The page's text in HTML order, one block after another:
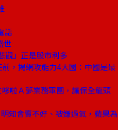
話
世
觀」正是股市利多
，揭網攻能力4大國：中國是最
啦Ａ夢業務軍團，讓保全龍頭
知會賣不好、被嫌過氣，蘋果為